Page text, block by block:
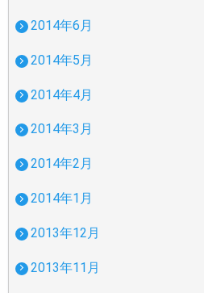
2014年6月
2014年5月
2014年4月
2014年3月
2014年2月
2014年1月
2013年12月
2013年11月